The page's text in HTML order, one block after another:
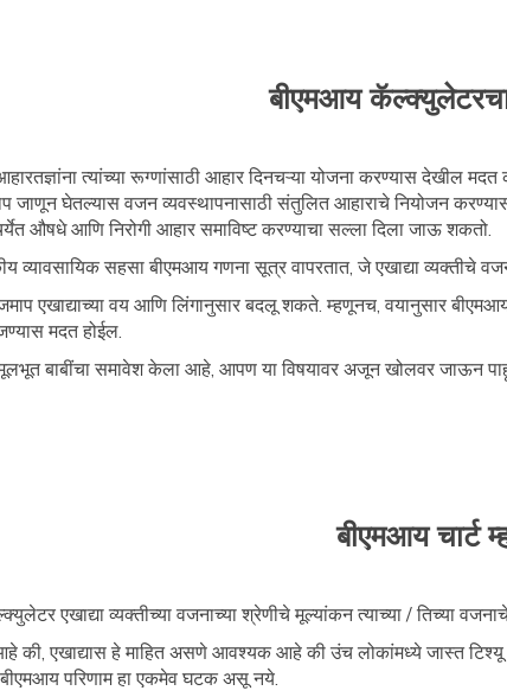
बीएमआय
त्यांच्या रूग्णांसाठी आहार दिनचऱ्या योजना करण्यास देखील
जाणून घेतल्यास वजन व्यवस्थापनासाठी संतुलित आहाराचे नियोजन करण्यास
औषधे आणि निरोगी आहार समाविष्ट करण्याचा सल्ला दिला जाऊ शकतो.
व्यावसायिक सहसा बीएमआय गणना सूत्र वापरतात, जे एखाद्या व्यक्तीचे
एखाद्याच्या वय आणि लिंगानुसार बदलू शकते. म्हणूनच, वयानुसार
मदत होईल.
बाबींचा समावेश केला आहे, आपण या विषयावर अजून खोलवर जाऊन
बीएमआय चार्ट
एखाद्या व्यक्तीच्या वजनाच्या श्रेणीचे मूल्यांकन त्याच्या / तिच्या
की, एखाद्यास हे माहित असणे आवश्यक आहे की उंच लोकांमध्ये जास्त
बीएमआय परिणाम हा एकमेव घटक असू नये.